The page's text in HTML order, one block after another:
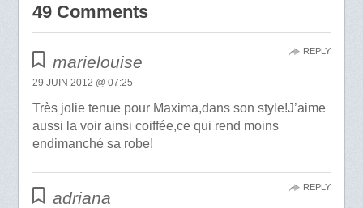
49 Comments
marielouise
29 JUIN 2012 @ 07:25
Très jolie tenue pour Maxima,dans son style!J’aime
aussi la voir ainsi coiffée,ce qui rend moins
endimanché sa robe!
REPLY
adriana
REPLY